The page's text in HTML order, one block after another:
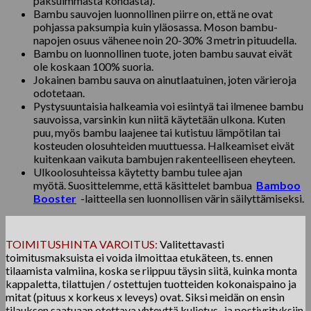
Bambu sauvojen luonnollinen piirre on, että ne ovat
pohjassa paksumpia kuin yläosassa. Moson bambu-
napojen osuus vähenee noin 20-30% 3 metrin pituudella.
Bambu on luonnollinen tuote, joten bambu sauvat eivät
ole koskaan 100% suoria.
Jokainen bambu sauva on ainutlaatuinen, joten värieroja
odotetaan.
Pystysuuntaisia ​​halkeamia voi esiintyä tai ilmenee bambu
sauvoissa, varsinkin kun niitä käytetään ulkona. Kuten
puu, myös bambu laajenee tai kutistuu lämpötilan tai
kosteuden olosuhteiden muuttuessa. Halkeamiset eivät
kuitenkaan vaikuta bambujen rakenteelliseen eheyteen.
Ulkoolosuhteissa käytetty bambu tulee ajan
myötä. Suosittelemme, että käsittelet bambua Bamboo
Booster -laitteella sen luonnollisen värin säilyttämiseksi.
TOIMITUSHINTA VAROITUS: Valitettavasti
toimitusmaksuista ei voida ilmoittaa etukäteen, ts. ennen
tilaamista valmiina, koska se riippuu täysin siitä, kuinka monta
kappaletta, tilattujen / ostettujen tuotteiden kokonaispaino ja
mitat (pituus x korkeus x leveys) ovat. Siksi meidän on ensin